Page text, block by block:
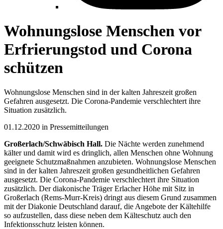
Wohnungslose Menschen vor
Erfrierungstod und Corona
schützen
Wohnungslose Menschen sind in der kalten Jahreszeit großen
Gefahren ausgesetzt. Die Corona-Pandemie verschlechtert ihre
Situation zusätzlich.
01.12.2020 in Pressemitteilungen
Großerlach/Schwäbisch Hall. Die Nächte werden zunehmend
kälter und damit wird es dringlich, allen Menschen ohne Wohnung
geeignete Schutzmaßnahmen anzubieten. Wohnungslose Menschen
sind in der kalten Jahreszeit großen gesundheitlichen Gefahren
ausgesetzt. Die Corona-Pandemie verschlechtert ihre Situation
zusätzlich. Der diakonische Träger Erlacher Höhe mit Sitz in
Großerlach (Rems-Murr-Kreis) dringt aus diesem Grund zusammen
mit der Diakonie Deutschland darauf, die Angebote der Kältehilfe
so aufzustellen, dass diese neben dem Kälteschutz auch den
Infektionsschutz leisten können.